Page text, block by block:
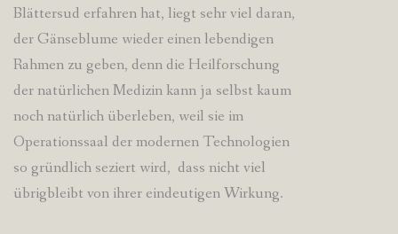
Blättersud erfahren hat, liegt sehr viel daran,
der Gänseblume wieder einen lebendigen
Rahmen zu geben, denn die Heilforschung
der natürlichen Medizin kann ja selbst kaum
noch natürlich überleben, weil sie im
Operationssaal der modernen Technologien
so gründlich seziert wird, dass nicht viel
übrigbleibt von ihrer eindeutigen Wirkung.